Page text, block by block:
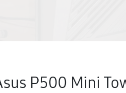
P500 Mini